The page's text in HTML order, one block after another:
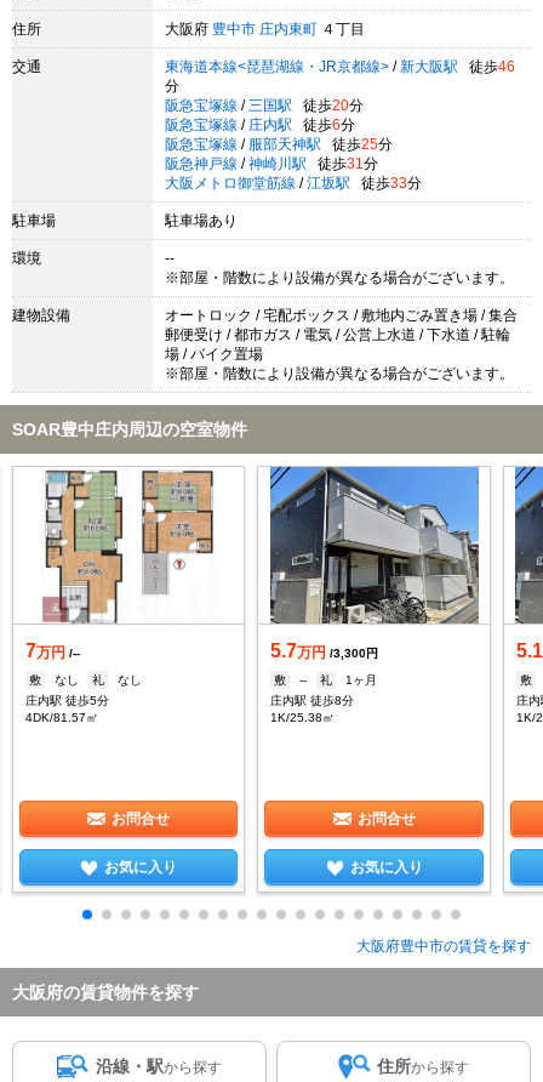
住所 大阪府 豊中市 庄内東町 ４丁目
交通 東海道本線<琵琶湖線・JR京都線> / 新大阪駅 徒歩46
分
阪急宝塚線 / 三国駅 徒歩20分
阪急宝塚線 / 庄内駅 徒歩6分
阪急宝塚線 / 服部天神駅 徒歩25分
阪急神戸線 / 神崎川駅 徒歩31 分
大阪メトロ御堂筋線 / 江坂駅 徒歩33分
駐車場 駐車場あり
環境
--
※部屋・階数により設備が異なる場合がございます。
建物設備
オートロック / 宅配ボックス / 敷地内ごみ置き場 / 集合
郵便受け / 都市ガス / 電気 / 公営上水道 / 下水道 / 駐輪
場 / バイク置場
※部屋・階数により設備が異なる場合がございます。
SOAR豊中庄内周辺の空室物件
7万円 /--
敷
なし 礼
なし
庄内駅 徒歩5分
4DK/81.57㎡
お問合せ
お気に入り
5.7万円 /3,300円
敷
-- 礼
1ヶ月
庄内駅 徒歩8分
1K/25.38㎡
お問合せ
お気に入り
5.1
敷
庄
1K/
大阪府豊中市の賃貸を探す
大阪府の賃貸物件を探す
沿線・駅から探す 住所から探す